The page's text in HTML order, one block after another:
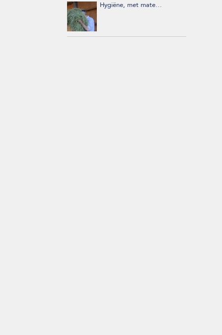
Hygiëne, met mate…